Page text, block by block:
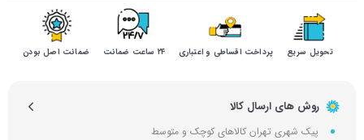
تحویل سریع پرداخت اقساطی و اعتباری ۲۴ ساعت ضمانت ضمانت اصل بودن
روش های ارسال کالا
پیک شهری تهران کالاهای کوچک و متوسط